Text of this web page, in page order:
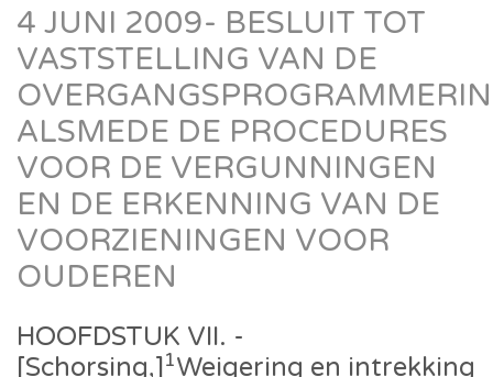
4 JUNI 2009- BESLUIT TOT
VASTSTELLING VAN DE
ALSMEDE DE PROCEDURES
VOOR DE VERGUNNINGEN
EN DE ERKENNING VAN DE
VOORZIENINGEN VOOR
OUDEREN
HOOFDSTUK VII. -
[Schorsing,]1Weigering en intrekking